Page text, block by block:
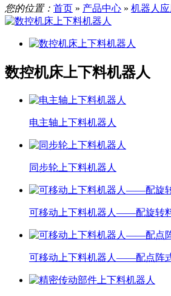
您的位置： 首页 » 产品中心 » 机器人应
数控机床上下料机器人
电主轴上下料机器人
同步轮上下料机器人
可移动上下料机器人——配旋转
可移动上下料机器人——配点阵